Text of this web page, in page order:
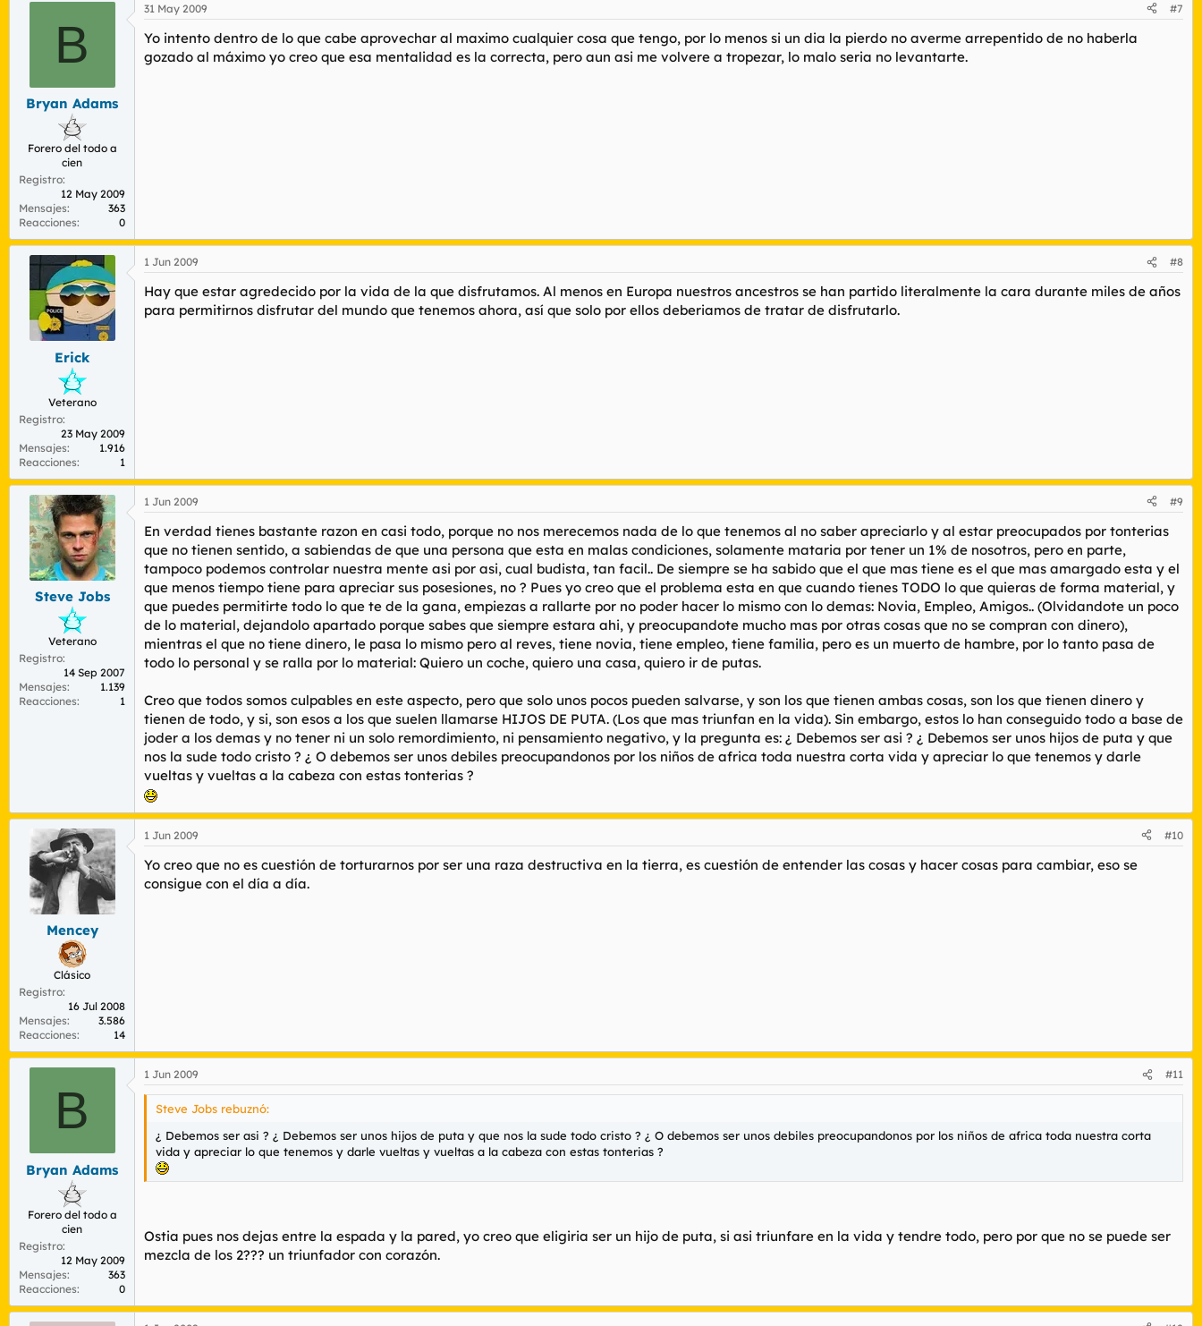
B
Bryan Adams
Forero del todo a
cien
Registro
12 May 2009
Mensajes
363
Reacciones
0
31 May 2009 #7
Yo intento dentro de lo que cabe aprovechar al maximo cualquier cosa que tengo, por lo menos si un dia la pierdo no averme arrepentido de no haberla
gozado al máximo yo creo que esa mentalidad es la correcta, pero aun asi me volvere a tropezar, lo malo seria no levantarte.
Erick
Veterano
Registro
23 May 2009
Mensajes
1.916
Reacciones
1
1 Jun 2009 #8
Hay que estar agredecido por la vida de la que disfrutamos. Al menos en Europa nuestros ancestros se han partido literalmente la cara durante miles de años
para permitirnos disfrutar del mundo que tenemos ahora, así que solo por ellos deberiamos de tratar de disfrutarlo.
Steve Jobs
Veterano
Registro
14 Sep 2007
Mensajes
1.139
Reacciones
1
1 Jun 2009 #9
En verdad tienes bastante razon en casi todo, porque no nos merecemos nada de lo que tenemos al no saber apreciarlo y al estar preocupados por tonterias
que no tienen sentido, a sabiendas de que una persona que esta en malas condiciones, solamente mataria por tener un 1% de nosotros, pero en parte,
tampoco podemos controlar nuestra mente asi por asi, cual budista, tan facil.. De siempre se ha sabido que el que mas tiene es el que mas amargado esta y el
que menos tiempo tiene para apreciar sus posesiones, no ? Pues yo creo que el problema esta en que cuando tienes TODO lo que quieras de forma material, y
que puedes permitirte todo lo que te de la gana, empiezas a rallarte por no poder hacer lo mismo con lo demas: Novia, Empleo, Amigos.. (Olvidandote un poco
de lo material, dejandolo apartado porque sabes que siempre estara ahi, y preocupandote mucho mas por otras cosas que no se compran con dinero),
mientras el que no tiene dinero, le pasa lo mismo pero al reves, tiene novia, tiene empleo, tiene familia, pero es un muerto de hambre, por lo tanto pasa de
todo lo personal y se ralla por lo material: Quiero un coche, quiero una casa, quiero ir de putas.
Creo que todos somos culpables en este aspecto, pero que solo unos pocos pueden salvarse, y son los que tienen ambas cosas, son los que tienen dinero y
tienen de todo, y si, son esos a los que suelen llamarse HIJOS DE PUTA. (Los que mas triunfan en la vida). Sin embargo, estos lo han conseguido todo a base de
joder a los demas y no tener ni un solo remordimiento, ni pensamiento negativo, y la pregunta es: ¿ Debemos ser asi ? ¿ Debemos ser unos hijos de puta y que
nos la sude todo cristo ? ¿ O debemos ser unos debiles preocupandonos por los niños de africa toda nuestra corta vida y apreciar lo que tenemos y darle
vueltas y vueltas a la cabeza con estas tonterias ?
Mencey
Clásico
Registro
16 Jul 2008
Mensajes
3.586
Reacciones
14
1 Jun 2009 #10
Yo creo que no es cuestión de torturarnos por ser una raza destructiva en la tierra, es cuestión de entender las cosas y hacer cosas para cambiar, eso se
consigue con el día a día.
B
Bryan Adams
Forero del todo a
cien
Registro
12 May 2009
Mensajes
363
Reacciones
0
1 Jun 2009 #11
Steve Jobs rebuznó:
¿ Debemos ser asi ? ¿ Debemos ser unos hijos de puta y que nos la sude todo cristo ? ¿ O debemos ser unos debiles preocupandonos por los niños de africa toda nuestra corta
vida y apreciar lo que tenemos y darle vueltas y vueltas a la cabeza con estas tonterias ?
Ostia pues nos dejas entre la espada y la pared, yo creo que eligiria ser un hijo de puta, si asi triunfare en la vida y tendre todo, pero por que no se puede ser
mezcla de los 2??? un triunfador con corazón.